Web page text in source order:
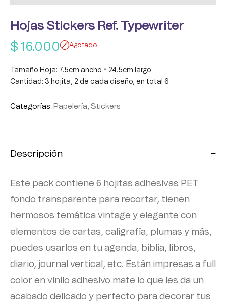
Hojas Stickers Ref. Typewriter
$ 16.000 Agotado
Tamaño Hoja: 7.5cm ancho * 24.5cm largo
Cantidad: 3 hojita, 2 de cada diseño, en total 6
Categorías: Papelería, Stickers
Descripción
Este pack contiene 6 hojitas adhesivas PET
fondo transparente para recortar, tienen
hermosos temática vintage y elegante con
elementos de cartas, caligrafía, plumas y más,
puedes usarlos en tu agenda, biblia, libros,
diario, journal vertical, etc. Están impresas a full
color en vinilo adhesivo mate lo que les da un
acabado delicado y perfecto para decorar tus